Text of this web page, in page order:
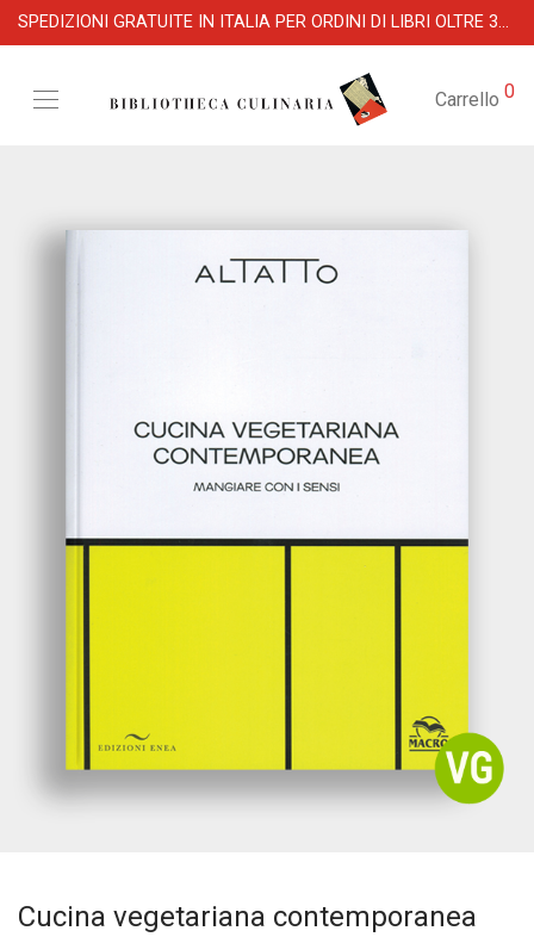
SPEDIZIONI GRATUITE IN ITALIA PER ORDINI DI LIBRI OLTRE 39 €
Carrello 0
Cucina vegetariana contemporanea